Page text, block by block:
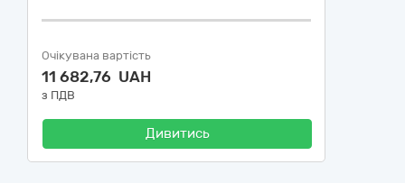
Очікувана вартість
11 682,76 UAH
з ПДВ
Дивитись